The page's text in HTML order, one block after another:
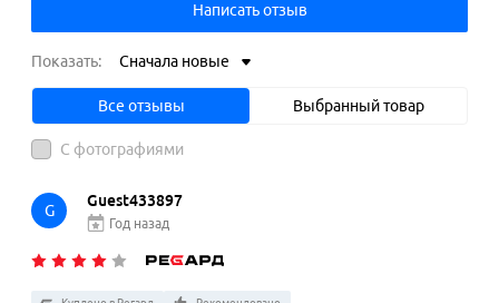
Показать: Сначала новые
Все отзывы Выбранный товар
С фотографиями
G
Guest433897
Год назад
Написать отзыв